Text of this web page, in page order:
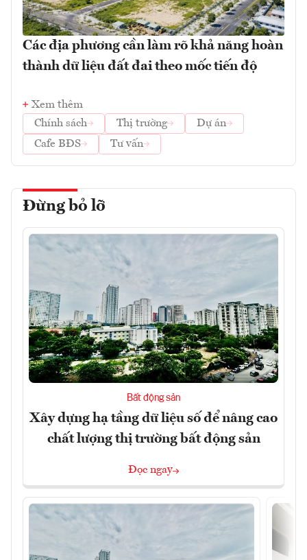
Các địa phương cần làm rõ khả năng hoàn
thành dữ liệu đất đai theo mốc tiến độ
Xem thêm
Chính sách
Thị trường
Dự án
Cafe BĐS
Tư vấn
Đừng bỏ lỡ
Bất động sản
Xây dựng hạ tầng dữ liệu số để nâng cao
chất lượng thị trường bất động sản
Đọc ngay